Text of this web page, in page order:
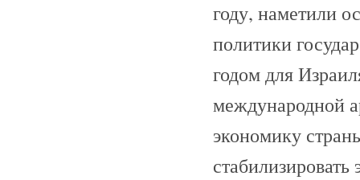
году, наметили
политики
годом для
международной
экономику